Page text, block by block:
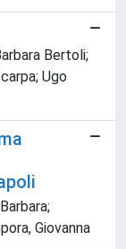
Bertoli;
Ugo
Giovanna